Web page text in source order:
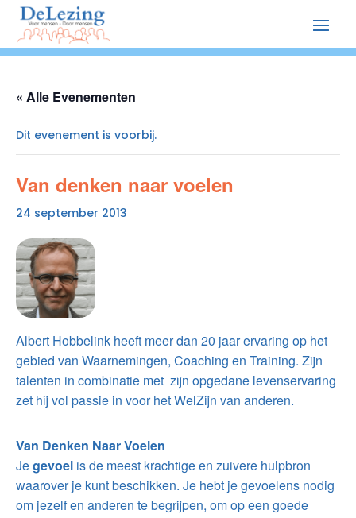
« Alle Evenementen
Dit evenement is voorbij.
Van denken naar voelen
24 september 2013
Albert Hobbelink heeft meer dan 20 jaar ervaring op het
gebied van Waarnemingen, Coaching en Training. Zijn
talenten in combinatie met zijn opgedane levenservaring
zet hij vol passie in voor het WelZijn van anderen.
Van Denken Naar Voelen
Jegevoel is de meest krachtige en zuivere hulpbron
waarover je kunt beschikken. Je hebt je gevoelens nodig
om jezelf en anderen te begrijpen, om op een goede